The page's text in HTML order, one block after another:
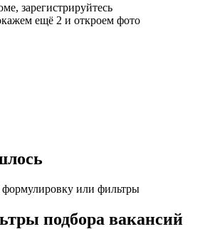
зарегистрируйтесь
ещё 2 и откроем фото
или фильтры
подбора вакансий